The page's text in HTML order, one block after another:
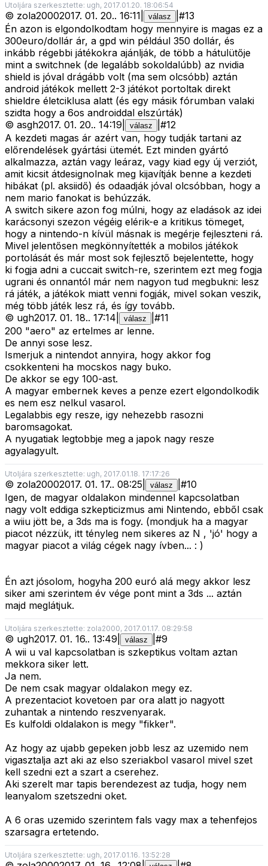
Utoljára szerkesztette: ugh, 2017.01.20. 18:06:54
© zola20002017. 01. 20.. 16:11 válasz #13
Én azon is elgondolkodtam hogy mennyire is magas ez a
300euro/dollár ár, a gpd win például 350 dollár, és
inkább régebbi játékokra ajánlják, de több a hátulütője
mint a switchnek (de legalább sokoldalúbb) az nvidia
shield is jóval drágább volt (ma sem olcsóbb) aztán
android játékok mellett 2-3 játékot portoltak direkt
shieldre életciklusa alatt (és egy másik fórumban valaki
szidta hogy a 6os androiddal elszúrták)
© asgh2017. 01. 20.. 14:19 válasz #12
A kezdeti magas ár azért van, hogy tudják tartani az
előrendelések gyártási ütemét. Ezt minden gyártó
alkalmazza, aztán vagy leáraz, vagy kiad egy új verziót,
amit kicsit átdesignolnak meg kijavítják benne a kezdeti
hibákat (pl. aksiidő) és odaadják jóval olcsóbban, hogy a
nem mario fanokat is behúzzák.
A switch sikere azon fog múlni, hogy az eladások az idei
karácsonyi szezon végéig elérik-e a kritikus tömeget,
hogy a nintendo-n kívül másnak is megérje fejleszteni rá.
Mivel jelentősen megkönnyítették a mobilos játékok
portolását és már most sok fejlesztő bejelentette, hogy
ki fogja adni a cuccait switch-re, szerintem ezt meg fogja
ugrani és onnantól már nem nagyon tud megbukni: lesz
rá játék, a játékok miatt venni fogják, mivel sokan veszik,
még több játék lesz rá, és így tovább.
© ugh2017. 01. 18.. 17:14 válasz #11
200 "aero" az ertelmes ar lenne.
De annyi sose lesz.
Ismerjuk a nintendot annyira, hogy akkor fog
csokkenteni ha mocskos nagy buko.
De akkor se egy 100-ast.
A magyar embernek keves a penze ezert elgondolkodik
es nem esz nelkul vasarol.
Legalabbis egy resze, igy nehezebb rasozni
baromsagokat.
A nyugatiak legtobbje meg a japok nagy resze
agyalagyult.
Utoljára szerkesztette: ugh, 2017.01.18. 17:17:26
© zola20002017. 01. 17.. 08:25 válasz #10
Igen, de magyar oldalakon mindennel kapcsolatban
nagy volt eddiga szkepticizmus ami Nintendo, ebből csak
a wiiu jött be, a 3ds ma is fogy. (mondjuk ha a magyar
piacot nézzük, itt tényleg nem sikeres az N , 'jó' hogy a
magyar piacot a világ cégek nagy ívben... : )
Én azt jósolom, hogyha 200 euró alá megy akkor lesz
siker ami szerintem év vége pont mint a 3ds ... aztán
majd meglátjuk.
Utoljára szerkesztette: zola2000, 2017.01.17. 08:29:58
© ugh2017. 01. 16.. 13:49 válasz #9
A wii u val kapcsolatban is szkeptikus voltam aztan
mekkora siker lett.
Ja nem.
De nem csak magyar oldalakon megy ez.
A prezentaciot kovetoen par ora alatt jo nagyott
zuhantak a nintendo reszvenyarak.
Es kulfoldi oldalakon is megy "fikker".
Az hogy az ujabb gepeken jobb lesz az uzemido nem
vigasztalja azt aki az elso szeriakbol vasarol mivel szet
kell szedni ezt a szart a cserehez.
Aki szerelt mar tapis berendezest az tudja, hogy nem
leanyalom szetszedni oket.
A 6 oras uzemido szerintem fals vagy max a tehenfejos
szarsagra ertetendo.
Utoljára szerkesztette: ugh, 2017.01.16. 13:52:28